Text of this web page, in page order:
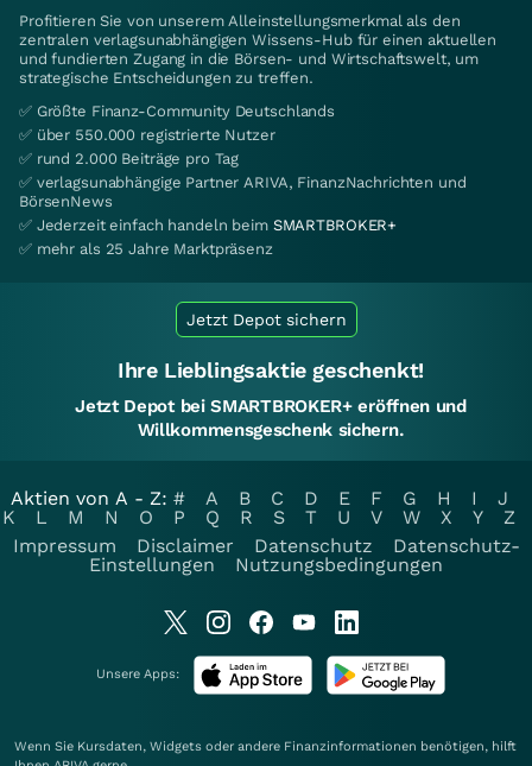
Profitieren Sie von unserem Alleinstellungsmerkmal als den
zentralen verlagsunabhängigen Wissens-Hub für einen aktuellen
und fundierten Zugang in die Börsen- und Wirtschaftswelt, um
strategische Entscheidungen zu treffen.
✅ Größte Finanz-Community Deutschlands
✅ über 550.000 registrierte Nutzer
✅ rund 2.000 Beiträge pro Tag
✅ verlagsunabhängige Partner ARIVA, FinanzNachrichten und
BörsenNews
✅ Jederzeit einfach handeln beim SMARTBROKER+
✅ mehr als 25 Jahre Marktpräsenz
Jetzt Depot sichern
Ihre Lieblingsaktie geschenkt!
Jetzt Depot bei SMARTBROKER+ eröffnen und
Willkommensgeschenk sichern.
Aktien von A - Z: # A B C D E F G H I
J
K
L M N O P Q R S T U V W X Y
Z
Impressum
Disclaimer Datenschutz
Datenschutz-
Einstellungen
Nutzungsbedingungen
Unsere Apps:
Wenn Sie Kursdaten, Widgets oder andere Finanzinformationen benötigen, hilft